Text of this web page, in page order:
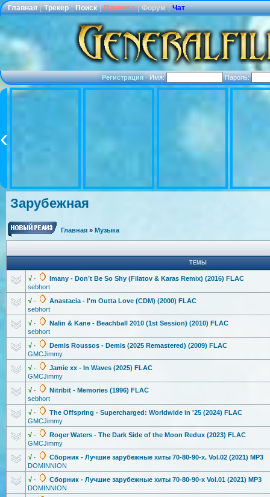
Главная | Трекер | Поиск | Правила | Форум | Чат
Регистрация·Имя: Пароль:
Зарубежная
Главная » Музыка
ТЕМЫ
√ ·
Imany - Don’t Be So Shy (Filatov & Karas Remix) (2016) FLAC
sebhort
√ ·
Anastacia - I'm Outta Love (CDM) (2000) FLAC
sebhort
√ ·
Nalin & Kane - Beachball 2010 (1st Session) (2010) FLAC
sebhort
√ ·
Demis Roussos - Demis (2025 Remastered) (2009) FLAC
GMCJimmy
√ ·
Jamie xx - In Waves (2025) FLAC
GMCJimmy
√ ·
Nitribit - Memories (1996) FLAC
sebhort
√ · The Offspring - Supercharged: Worldwide in '25 (2024) FLAC
GMCJimmy
√ ·
Roger Waters - The Dark Side of the Moon Redux (2023) FLAC
GMCJimmy
√ ·
Сборник - Лучшие зарубежные хиты 70-80-90-х. Vol.02 (2021) MP3
DOMINNION
√ ·
Сборник - Лучшие зарубежные хиты 70-80-90-х Vol.01 (2021) MP3
DOMINNION